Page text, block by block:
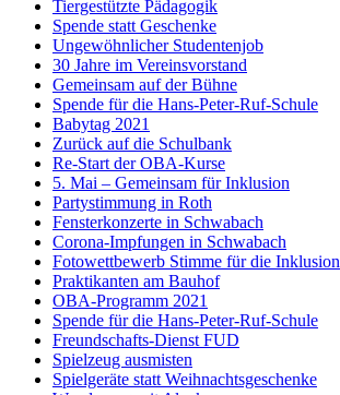
Tiergestützte Pädagogik
Spende statt Geschenke
Ungewöhnlicher Studentenjob
30 Jahre im Vereinsvorstand
Gemeinsam auf der Bühne
Spende für die Hans-Peter-Ruf-Schule
Babytag 2021
Zurück auf die Schulbank
Re-Start der OBA-Kurse
5. Mai – Gemeinsam für Inklusion
Partystimmung in Roth
Fensterkonzerte in Schwabach
Corona-Impfungen in Schwabach
Fotowettbewerb Stimme für die Inklusion
Praktikanten am Bauhof
OBA-Programm 2021
Spende für die Hans-Peter-Ruf-Schule
Freundschafts-Dienst FUD
Spielzeug ausmisten
Spielgeräte statt Weihnachtsgeschenke